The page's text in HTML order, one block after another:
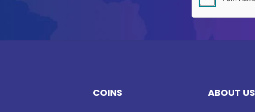
COINS ABOUT US